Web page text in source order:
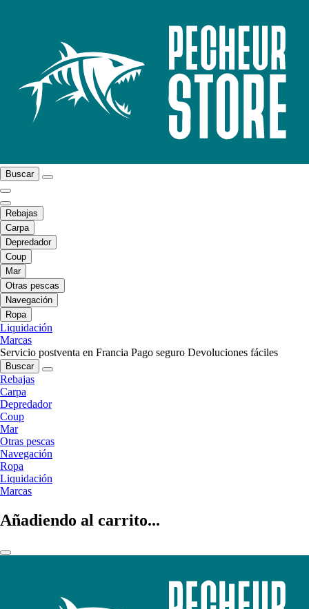
Buscar
Rebajas
Carpa
Depredador
Coup
Mar
Otras pescas
Navegación
Ropa
Liquidación
Marcas
Servicio postventa en Francia Pago seguro Devoluciones fáciles
Buscar
Rebajas
Carpa
Depredador
Coup
Mar
Otras pescas
Navegación
Ropa
Liquidación
Marcas
Añadiendo al carrito...